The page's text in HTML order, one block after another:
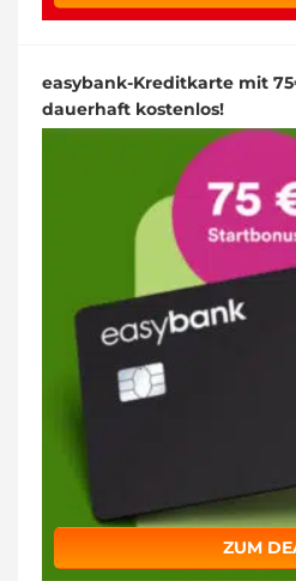
easybank-Kreditkarte mit
dauerhaft kostenlos!
ZUM